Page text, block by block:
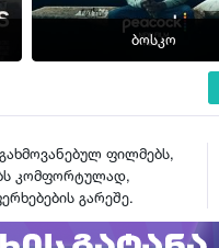
ბოსკო
ფილმებს,
კომფორტულად,
გარეშე.